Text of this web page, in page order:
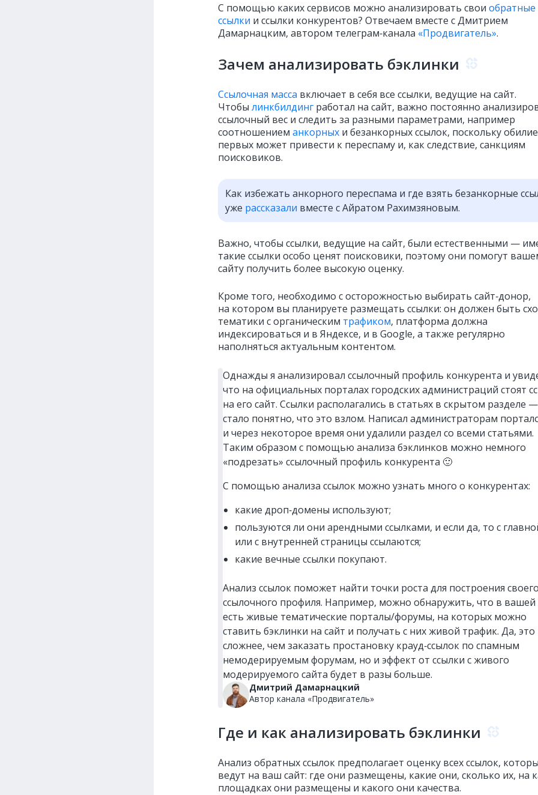
С помощью каких сервисов можно анализировать свои обратные
ссылки и ссылки конкурентов? Отвечаем вместе с Дмитрием
Дамарнацким, автором телеграм‑канала «Продвигатель».
Зачем анализировать бэклинки
Ссылочная масса включает в себя все ссылки, ведущие на сайт.
Чтобы линкбилдинг работал на сайт, важно постоянно
ссылочный вес и следить за разными параметрами, например
соотношением анкорных и безанкорных ссылок, поскольку обилие
первых может привести к переспаму и, как следствие, санкциям
поисковиков.
Как избежать анкорного переспама и где взять безанкорные
уже рассказали вместе с Айратом Рахимзяновым.
Важно, чтобы ссылки, ведущие на сайт, были естественными —
такие ссылки особо ценят поисковики, поэтому они помогут
сайту получить более высокую оценку.
Кроме того, необходимо с осторожностью выбирать сайт‑донор,
на котором вы планируете размещать ссылки: он должен быть
тематики с органическим трафиком, платформа должна
индексироваться и в Яндексе, и в Google, а также регулярно
наполняться актуальным контентом.
Однажды я анализировал ссылочный профиль конкурента и
что на официальных порталах городских администраций стоят
на его сайт. Ссылки располагались в статьях в скрытом разделе —
стало понятно, что это взлом. Написал администраторам
и через некоторое время они удалили раздел со всеми статьями.
Таким образом с помощью анализа бэклинков можно немного
«подрезать» ссылочный профиль конкурента 🙂
С помощью анализа ссылок можно узнать много о конкурентах:
какие дроп‑домены используют;
пользуются ли они арендными ссылками, и если да, то с
или с внутренней страницы ссылаются;
какие вечные ссылки покупают.
Анализ ссылок поможет найти точки роста для построения своего
ссылочного профиля. Например, можно обнаружить, что в
есть живые тематические порталы/форумы, на которых можно
ставить бэклинки на сайт и получать с них живой трафик. Да, это
сложнее, чем заказать простановку крауд‑ссылок по спамным
немодерируемым форумам, но и эффект от ссылки с живого
модерируемого сайта будет в разы больше.
Дмитрий Дамарнацкий
Автор канала «Продвигатель»
Где и как анализировать бэклинки
Анализ обратных ссылок предполагает оценку всех ссылок,
ведут на ваш сайт: где они размещены, какие они, сколько их, на
площадках они размещены и какого они качества.